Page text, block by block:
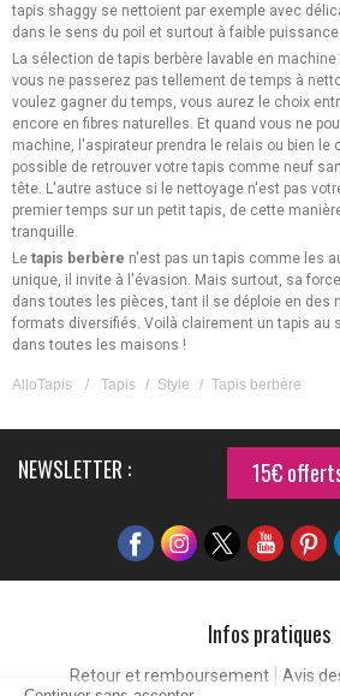
tapis shaggy se nettoient par exemple avec
dans le sens du poil et surtout à faible puissance.
La sélection de tapis berbère lavable en
vous ne passerez pas tellement de temps à
voulez gagner du temps, vous aurez le choix
encore en fibres naturelles. Et quand vous ne
machine, l'aspirateur prendra le relais ou bien le
possible de retrouver votre tapis comme neuf
tête. L'autre astuce si le nettoyage n'est pas
premier temps sur un petit tapis, de cette
tranquille.
Le tapis berbère n'est pas un tapis comme les
unique, il invite à l'évasion. Mais surtout, sa
dans toutes les pièces, tant il se déploie en des
formats diversifiés. Voilà clairement un tapis au
dans toutes les maisons !
AlloTapis / Tapis / Style / Tapis berbère
NEWSLETTER : 15€
Infos pratiques
Retour et remboursement Avis